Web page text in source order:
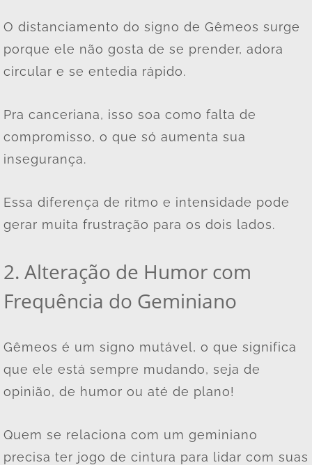
O distanciamento do signo de Gêmeos surge
porque ele não gosta de se prender, adora
circular e se entedia rápido.
Pra canceriana, isso soa como falta de
compromisso, o que só aumenta sua
insegurança.
Essa diferença de ritmo e intensidade pode
gerar muita frustração para os dois lados.
2. Alteração de Humor com
Frequência do Geminiano
Gêmeos é um signo mutável, o que significa
que ele está sempre mudando, seja de
opinião, de humor ou até de plano!
Quem se relaciona com um geminiano
precisa ter jogo de cintura para lidar com suas